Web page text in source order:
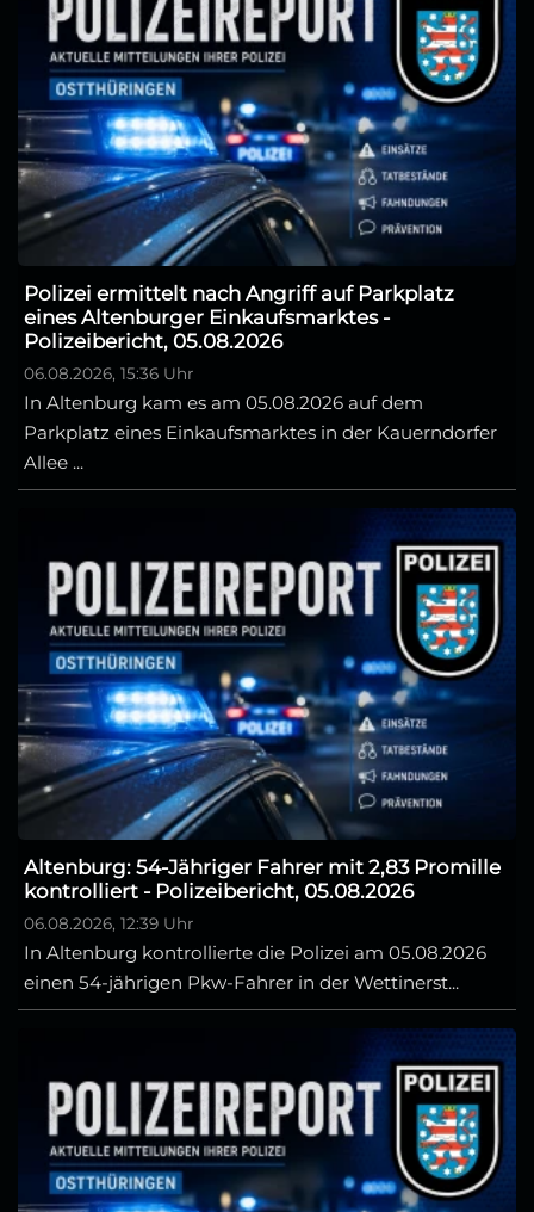
Polizei ermittelt nach Angriff auf Parkplatz
eines Altenburger Einkaufsmarktes -
Polizeibericht, 05.08.2026
06.08.2026, 15:36 Uhr
In Altenburg kam es am 05.08.2026 auf dem
Parkplatz eines Einkaufsmarktes in der Kauerndorfer
Allee ...
Altenburg: 54-Jähriger Fahrer mit 2,83 Promille
kontrolliert - Polizeibericht, 05.08.2026
06.08.2026, 12:39 Uhr
In Altenburg kontrollierte die Polizei am 05.08.2026
einen 54-jährigen Pkw-Fahrer in der Wettinerst...